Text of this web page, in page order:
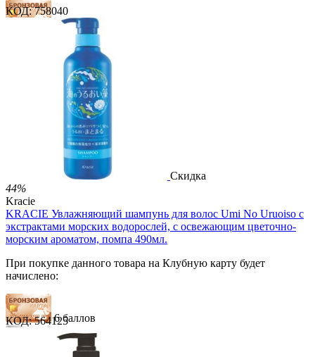
6 баллов
9 баллов
14 баллов
1 486.00 Р
за 1.00 мл

КОД: 758040
Скидка
44%
Kracie
KRACIE Увлажняющий шампунь для волос Umi No Uruoiso с
экстрактами морских водорослей, с освежающим цветочно-
морским ароматом, помпа 490мл.
При покупке данного товара на Клубную карту будет
начислено:
6 баллов
9 баллов
КОД: 564125